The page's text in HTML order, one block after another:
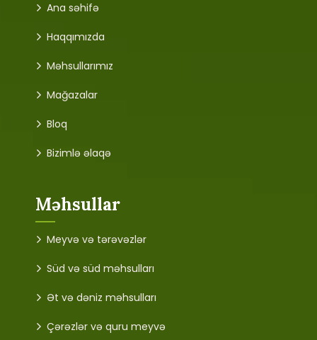
Ana səhifə
Haqqımızda
Məhsullarımız
Mağazalar
Bloq
Bizimlə əlaqə
Məhsullar
Meyvə və tərəvəzlər
Süd və süd məhsulları
Ət və dəniz məhsulları
Çərəzlər və quru meyvə